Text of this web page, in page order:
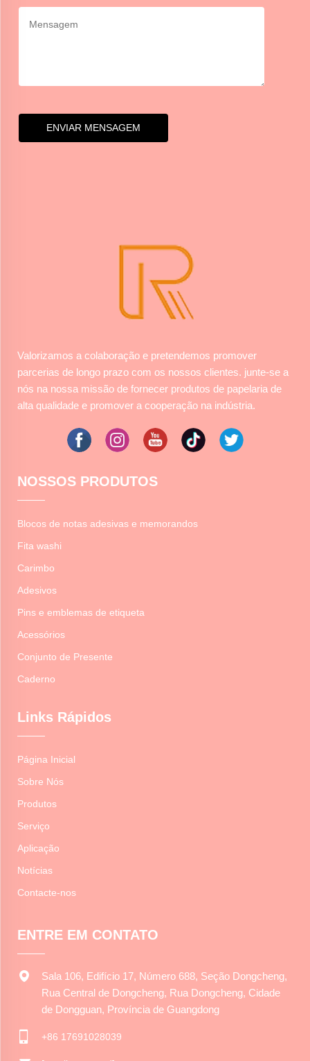
ENVIAR MENSAGEM
Valorizamos a colaboração e pretendemos promover
parcerias de longo prazo com os nossos clientes. junte-se a
nós na nossa missão de fornecer produtos de papelaria de
alta qualidade e promover a cooperação na indústria.
NOSSOS PRODUTOS
Blocos de notas adesivas e memorandos
Fita washi
Carimbo
Adesivos
Pins e emblemas de etiqueta
Acessórios
Conjunto de Presente
Caderno
Links Rápidos
Página Inicial
Sobre Nós
Produtos
Serviço
Aplicação
Notícias
Contacte-nos
ENTRE EM CONTATO
Sala 106, Edifício 17, Número 688, Seção Dongcheng,
Rua Central de Dongcheng, Rua Dongcheng, Cidade
de Dongguan, Província de Guangdong
+86 17691028039